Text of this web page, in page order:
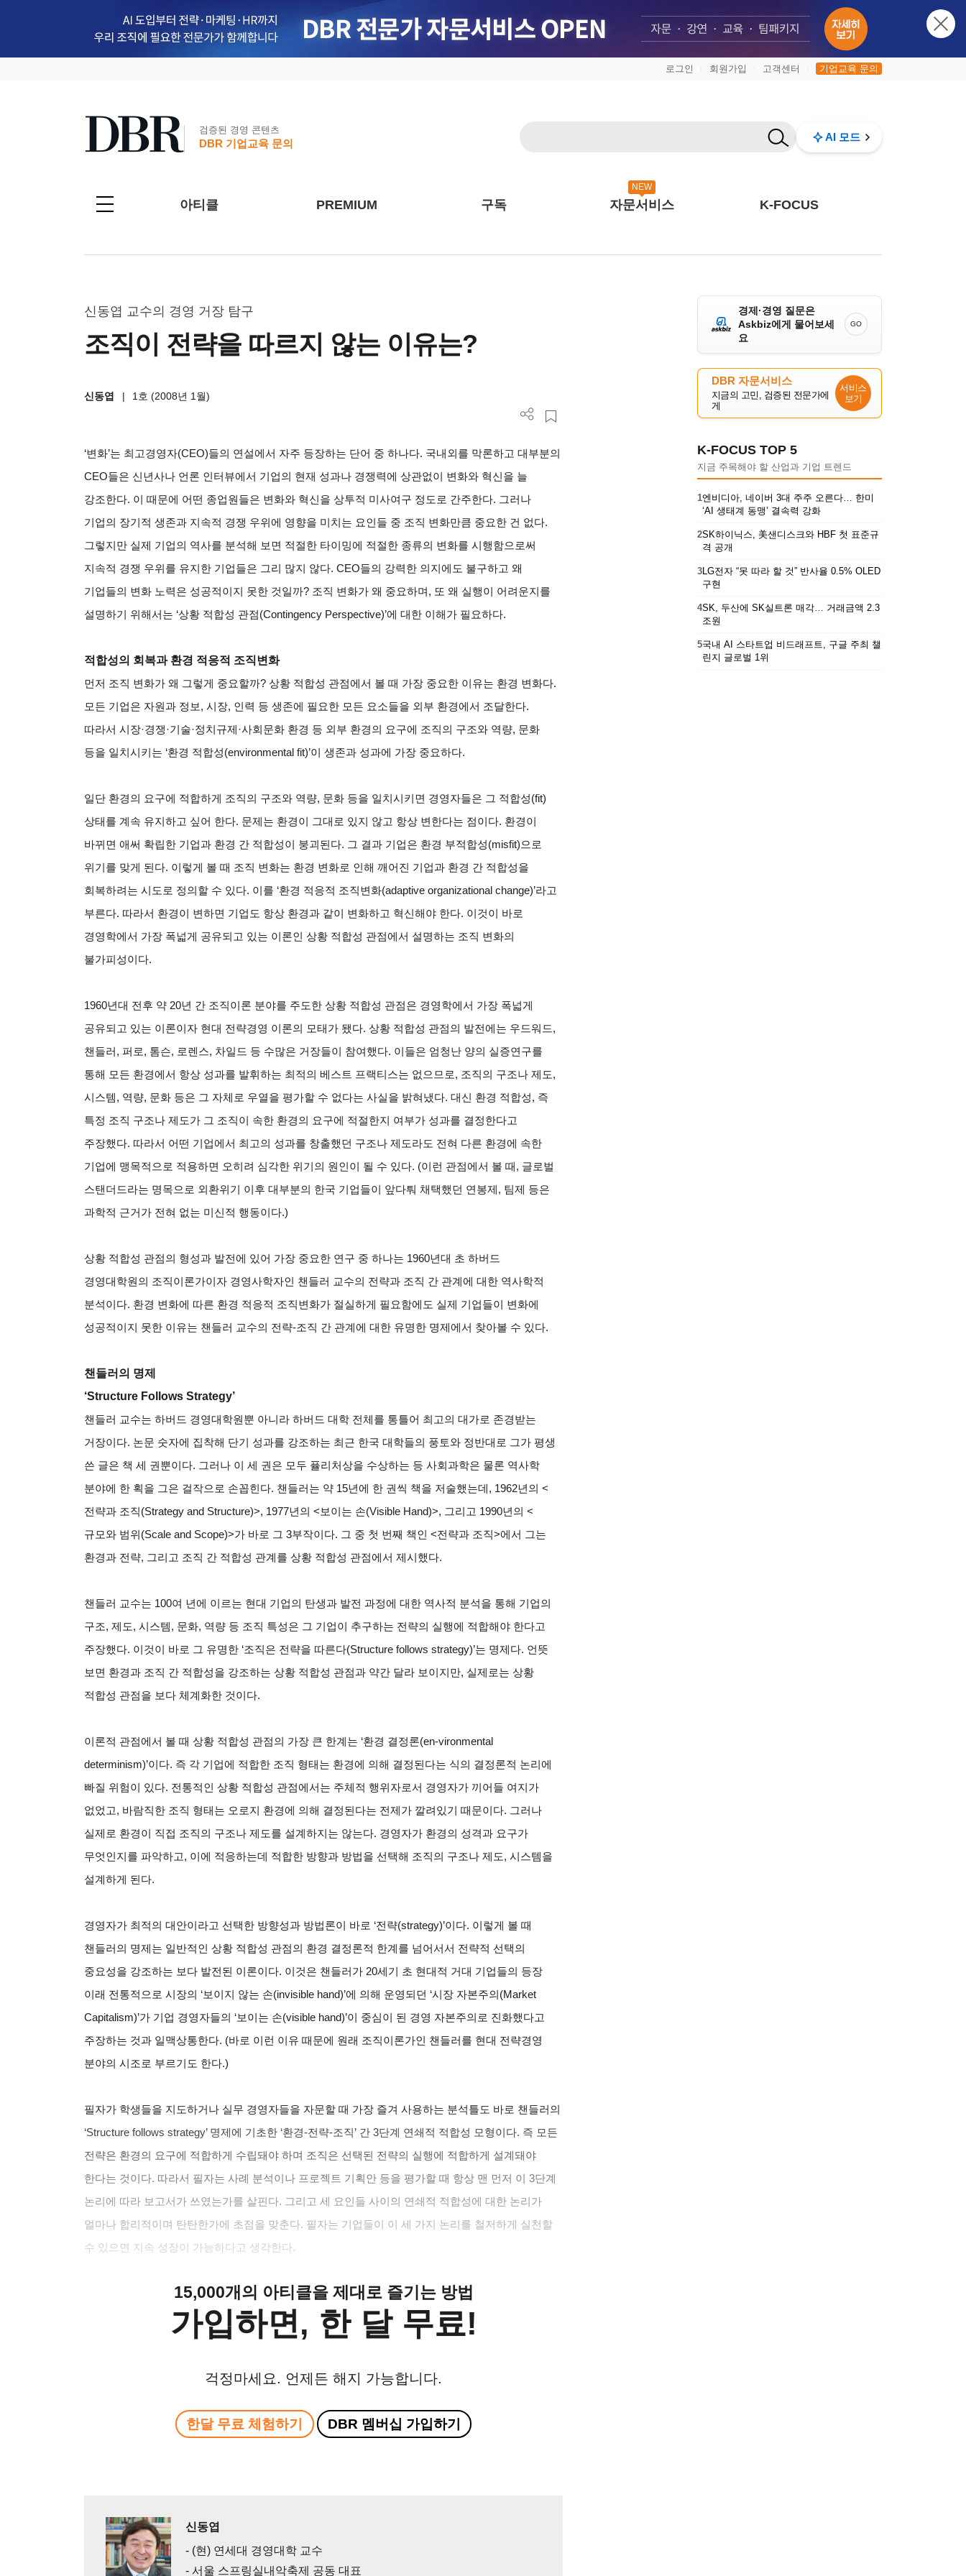
로그인 회원가입 고객센터 기업교육 문의
검증된 경영 콘텐츠
DBR 기업교육 문의
AI 모드
아티클 PREMIUM 구독
NEW
자문서비스 K-FOCUS
신동엽 교수의 경영 거장 탐구
조직이 전략을 따르지 않는 이유는?
신동엽 | 1호 (2008년 1월)
‘변화’는 최고경영자(CEO)들의 연설에서 자주 등장하는 단어 중 하나다. 국내외를 막론하고 대부분의
CEO들은 신년사나 언론 인터뷰에서 기업의 현재 성과나 경쟁력에 상관없이 변화와 혁신을 늘
강조한다. 이 때문에 어떤 종업원들은 변화와 혁신을 상투적 미사여구 정도로 간주한다. 그러나
기업의 장기적 생존과 지속적 경쟁 우위에 영향을 미치는 요인들 중 조직 변화만큼 중요한 건 없다.
그렇지만 실제 기업의 역사를 분석해 보면 적절한 타이밍에 적절한 종류의 변화를 시행함으로써
지속적 경쟁 우위를 유지한 기업들은 그리 많지 않다. CEO들의 강력한 의지에도 불구하고 왜
기업들의 변화 노력은 성공적이지 못한 것일까? 조직 변화가 왜 중요하며, 또 왜 실행이 어려운지를
설명하기 위해서는 ‘상황 적합성 관점(Contingency Perspective)’에 대한 이해가 필요하다.
적합성의 회복과 환경 적응적 조직변화
먼저 조직 변화가 왜 그렇게 중요할까? 상황 적합성 관점에서 볼 때 가장 중요한 이유는 환경 변화다.
모든 기업은 자원과 정보, 시장, 인력 등 생존에 필요한 모든 요소들을 외부 환경에서 조달한다.
따라서 시장·경쟁·기술·정치규제·사회문화 환경 등 외부 환경의 요구에 조직의 구조와 역량, 문화
등을 일치시키는 ‘환경 적합성(environmental fit)’이 생존과 성과에 가장 중요하다.
일단 환경의 요구에 적합하게 조직의 구조와 역량, 문화 등을 일치시키면 경영자들은 그 적합성(fit)
상태를 계속 유지하고 싶어 한다. 문제는 환경이 그대로 있지 않고 항상 변한다는 점이다. 환경이
바뀌면 애써 확립한 기업과 환경 간 적합성이 붕괴된다. 그 결과 기업은 환경 부적합성(misfit)으로
위기를 맞게 된다. 이렇게 볼 때 조직 변화는 환경 변화로 인해 깨어진 기업과 환경 간 적합성을
회복하려는 시도로 정의할 수 있다. 이를 ‘환경 적응적 조직변화(adaptive organizational change)’라고
부른다. 따라서 환경이 변하면 기업도 항상 환경과 같이 변화하고 혁신해야 한다. 이것이 바로
경영학에서 가장 폭넓게 공유되고 있는 이론인 상황 적합성 관점에서 설명하는 조직 변화의
불가피성이다.
1960년대 전후 약 20년 간 조직이론 분야를 주도한 상황 적합성 관점은 경영학에서 가장 폭넓게
공유되고 있는 이론이자 현대 전략경영 이론의 모태가 됐다. 상황 적합성 관점의 발전에는 우드워드,
챈들러, 퍼로, 톰슨, 로렌스, 차일드 등 수많은 거장들이 참여했다. 이들은 엄청난 양의 실증연구를
통해 모든 환경에서 항상 성과를 발휘하는 최적의 베스트 프랙티스는 없으므로, 조직의 구조나 제도,
시스템, 역량, 문화 등은 그 자체로 우열을 평가할 수 없다는 사실을 밝혀냈다. 대신 환경 적합성, 즉
특정 조직 구조나 제도가 그 조직이 속한 환경의 요구에 적절한지 여부가 성과를 결정한다고
주장했다. 따라서 어떤 기업에서 최고의 성과를 창출했던 구조나 제도라도 전혀 다른 환경에 속한
기업에 맹목적으로 적용하면 오히려 심각한 위기의 원인이 될 수 있다. (이런 관점에서 볼 때, 글로벌
스탠더드라는 명목으로 외환위기 이후 대부분의 한국 기업들이 앞다퉈 채택했던 연봉제, 팀제 등은
과학적 근거가 전혀 없는 미신적 행동이다.)
상황 적합성 관점의 형성과 발전에 있어 가장 중요한 연구 중 하나는 1960년대 초 하버드
경영대학원의 조직이론가이자 경영사학자인 챈들러 교수의 전략과 조직 간 관계에 대한 역사학적
분석이다. 환경 변화에 따른 환경 적응적 조직변화가 절실하게 필요함에도 실제 기업들이 변화에
성공적이지 못한 이유는 챈들러 교수의 전략-조직 간 관계에 대한 유명한 명제에서 찾아볼 수 있다.
챈들러의 명제
‘Structure Follows Strategy’
챈들러 교수는 하버드 경영대학원뿐 아니라 하버드 대학 전체를 통틀어 최고의 대가로 존경받는
거장이다. 논문 숫자에 집착해 단기 성과를 강조하는 최근 한국 대학들의 풍토와 정반대로 그가 평생
쓴 글은 책 세 권뿐이다. 그러나 이 세 권은 모두 퓰리처상을 수상하는 등 사회과학은 물론 역사학
분야에 한 획을 그은 걸작으로 손꼽힌다. 챈들러는 약 15년에 한 권씩 책을 저술했는데, 1962년의 <
전략과 조직(Strategy and Structure)>, 1977년의 <보이는 손(Visible Hand)>, 그리고 1990년의 <
규모와 범위(Scale and Scope)>가 바로 그 3부작이다. 그 중 첫 번째 책인 <전략과 조직>에서 그는
환경과 전략, 그리고 조직 간 적합성 관계를 상황 적합성 관점에서 제시했다.
챈들러 교수는 100여 년에 이르는 현대 기업의 탄생과 발전 과정에 대한 역사적 분석을 통해 기업의
구조, 제도, 시스템, 문화, 역량 등 조직 특성은 그 기업이 추구하는 전략의 실행에 적합해야 한다고
주장했다. 이것이 바로 그 유명한 ‘조직은 전략을 따른다(Structure follows strategy)’는 명제다. 언뜻
보면 환경과 조직 간 적합성을 강조하는 상황 적합성 관점과 약간 달라 보이지만, 실제로는 상황
적합성 관점을 보다 체계화한 것이다.
이론적 관점에서 볼 때 상황 적합성 관점의 가장 큰 한계는 ‘환경 결정론(en-vironmental
determinism)’이다. 즉 각 기업에 적합한 조직 형태는 환경에 의해 결정된다는 식의 결정론적 논리에
빠질 위험이 있다. 전통적인 상황 적합성 관점에서는 주체적 행위자로서 경영자가 끼어들 여지가
없었고, 바람직한 조직 형태는 오로지 환경에 의해 결정된다는 전제가 깔려있기 때문이다. 그러나
실제로 환경이 직접 조직의 구조나 제도를 설계하지는 않는다. 경영자가 환경의 성격과 요구가
무엇인지를 파악하고, 이에 적응하는데 적합한 방향과 방법을 선택해 조직의 구조나 제도, 시스템을
설계하게 된다.
경영자가 최적의 대안이라고 선택한 방향성과 방법론이 바로 ‘전략(strategy)’이다. 이렇게 볼 때
챈들러의 명제는 일반적인 상황 적합성 관점의 환경 결정론적 한계를 넘어서서 전략적 선택의
중요성을 강조하는 보다 발전된 이론이다. 이것은 챈들러가 20세기 초 현대적 거대 기업들의 등장
이래 전통적으로 시장의 ‘보이지 않는 손(invisible hand)’에 의해 운영되던 ‘시장 자본주의(Market
Capitalism)’가 기업 경영자들의 ‘보이는 손(visible hand)’이 중심이 된 경영 자본주의로 진화했다고
주장하는 것과 일맥상통한다. (바로 이런 이유 때문에 원래 조직이론가인 챈들러를 현대 전략경영
분야의 시조로 부르기도 한다.)
필자가 학생들을 지도하거나 실무 경영자들을 자문할 때 가장 즐겨 사용하는 분석틀도 바로 챈들러의
‘Structure follows strategy’ 명제에 기초한 ‘환경-전략-조직’ 간 3단계 연쇄적 적합성 모형이다. 즉 모든
전략은 환경의 요구에 적합하게 수립돼야 하며 조직은 선택된 전략의 실행에 적합하게 설계돼야
한다는 것이다. 따라서 필자는 사례 분석이나 프로젝트 기획안 등을 평가할 때 항상 맨 먼저 이 3단계
논리에 따라 보고서가 쓰였는가를 살핀다. 그리고 세 요인들 사이의 연쇄적 적합성에 대한 논리가
얼마나 합리적이며 탄탄한가에 초점을 맞춘다. 필자는 기업들이 이 세 가지 논리를 철저하게 실천할
수 있으면 지속 성장이 가능하다고 생각한다.
15,000개의 아티클을 제대로 즐기는 방법
가입하면, 한 달 무료!
걱정마세요. 언제든 해지 가능합니다.
한달 무료 체험하기 DBR 멤버십 가입하기
신동엽
- (현) 연세대 경영대학 교수
- 서울 스프링실내악축제 공동 대표
경제·경영 질문은
Askbiz에게 물어보세
요
GO
DBR 자문서비스
지금의 고민, 검증된 전문가에
게
서비스
보기
K-FOCUS TOP 5
지금 주목해야 할 산업과 기업 트렌드
1엔비디아, 네이버 3대 주주 오른다… 한미
‘AI 생태계 동맹’ 결속력 강화
2SK하이닉스, 美샌디스크와 HBF 첫 표준규
격 공개
3LG전자 “못 따라 할 것” 반사율 0.5% OLED
구현
4SK, 두산에 SK실트론 매각… 거래금액 2.3
조원
5국내 AI 스타트업 비드래프트, 구글 주최 챌
린지 글로벌 1위